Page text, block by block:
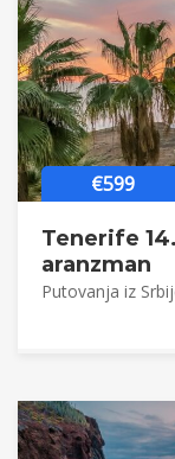
€599
Tenerife
aranzman
Putovanja iz